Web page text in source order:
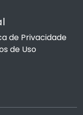
de Privacidade
de Uso